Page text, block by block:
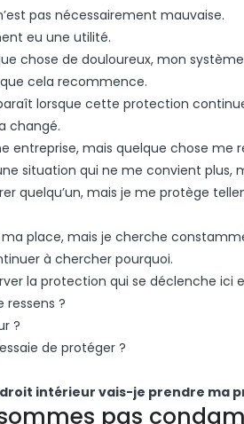
pas nécessairement mauvaise.
eu une utilité.
chose de douloureux, mon
que cela recommence.
lorsque cette protection
changé.
entreprise, mais quelque chose me
situation qui ne me convient plus,
quelqu’un, mais je me protège
place, mais je cherche
à chercher pourquoi.
la protection qui se déclenche ici
ressens ?
?
de protéger ?
intérieur vais-je prendre ma
pas